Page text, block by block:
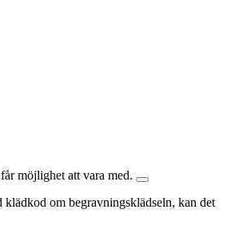
möjlighet att vara med.
om begravningsklädseln, kan det